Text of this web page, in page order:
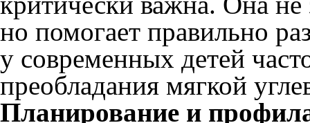
но помогает правильно
у современных детей
преобладания мягкой
Планирование и